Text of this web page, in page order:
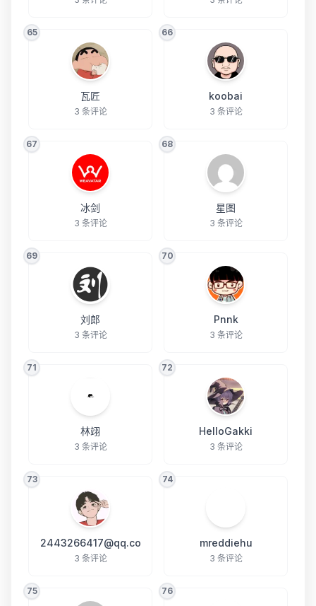
65
瓦匠
3 条评论
66
koobai
3 条评论
67
冰剑
3 条评论
68
星图
3 条评论
69
刘郎
3 条评论
70
Pnnk
3 条评论
71
林翊
3 条评论
72
HelloGakki
3 条评论
73
2443266417@qq.co
3 条评论
74
mreddiehu
3 条评论
75 76